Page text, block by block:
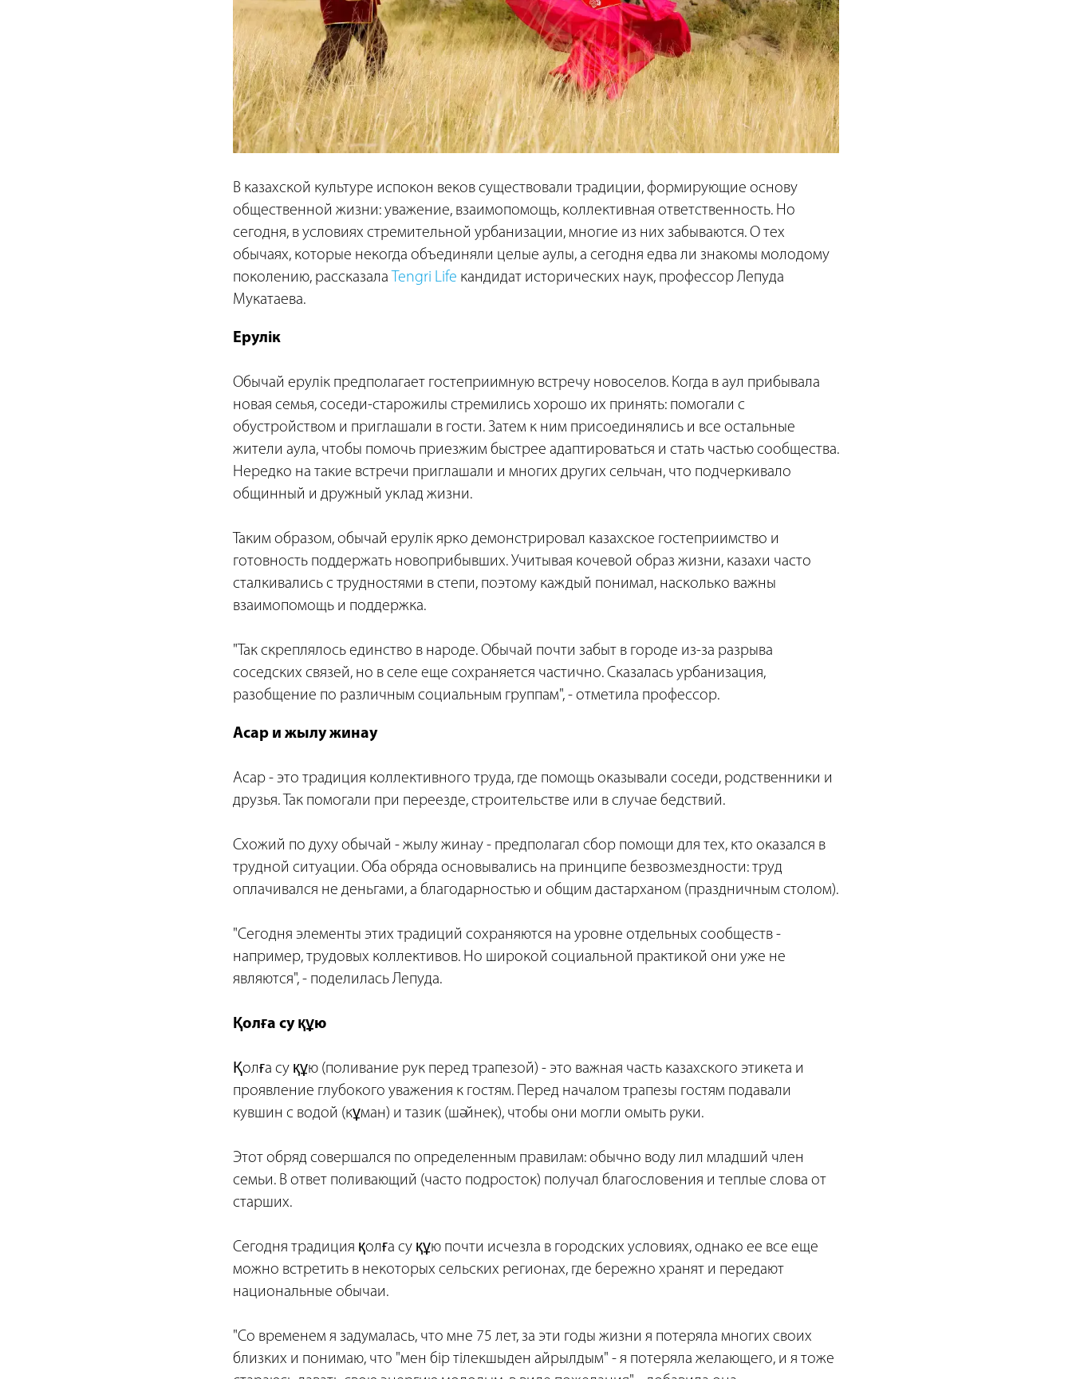
В казахской культуре испокон веков существовали традиции, формирующие основу
общественной жизни: уважение, взаимопомощь, коллективная ответственность. Но
сегодня, в условиях стремительной урбанизации, многие из них забываются. О тех
обычаях, которые некогда объединяли целые аулы, а сегодня едва ли знакомы молодому
поколению, рассказала Tengri Life кандидат исторических наук, профессор Лепуда
Мукатаева.
Ерулік
Обычай ерулік предполагает гостеприимную встречу новоселов. Когда в аул прибывала
новая семья, соседи-старожилы стремились хорошо их принять: помогали с
обустройством и приглашали в гости. Затем к ним присоединялись и все остальные
жители аула, чтобы помочь приезжим быстрее адаптироваться и стать частью сообщества.
Нередко на такие встречи приглашали и многих других сельчан, что подчеркивало
общинный и дружный уклад жизни.
Таким образом, обычай ерулік ярко демонстрировал казахское гостеприимство и
готовность поддержать новоприбывших. Учитывая кочевой образ жизни, казахи часто
сталкивались с трудностями в степи, поэтому каждый понимал, насколько важны
взаимопомощь и поддержка.
"Так скреплялось единство в народе. Обычай почти забыт в городе из-за разрыва
соседских связей, но в селе еще сохраняется частично. Сказалась урбанизация,
разобщение по различным социальным группам", - отметила профессор.
Асар и жылу жинау
Асар - это традиция коллективного труда, где помощь оказывали соседи, родственники и
друзья. Так помогали при переезде, строительстве или в случае бедствий.
Схожий по духу обычай - жылу жинау - предполагал сбор помощи для тех, кто оказался в
трудной ситуации. Оба обряда основывались на принципе безвозмездности: труд
оплачивался не деньгами, а благодарностью и общим дастарханом (праздничным столом).
"Сегодня элементы этих традиций сохраняются на уровне отдельных сообществ -
например, трудовых коллективов. Но широкой социальной практикой они уже не
являются", - поделилась Лепуда.
Қолға су құю
Қолға су құю (поливание рук перед трапезой) - это важная часть казахского этикета и
проявление глубокого уважения к гостям. Перед началом трапезы гостям подавали
кувшин с водой (кұман) и тазик (шәйнек), чтобы они могли омыть руки.
Этот обряд совершался по определенным правилам: обычно воду лил младший член
семьи. В ответ поливающий (часто подросток) получал благословения и теплые слова от
старших.
Сегодня традиция қолға су құю почти исчезла в городских условиях, однако ее все еще
можно встретить в некоторых сельских регионах, где бережно хранят и передают
национальные обычаи.
"Со временем я задумалась, что мне 75 лет, за эти годы жизни я потеряла многих своих
близких и понимаю, что "мен бір тілекшыден айрылдым" - я потеряла желающего, и я тоже